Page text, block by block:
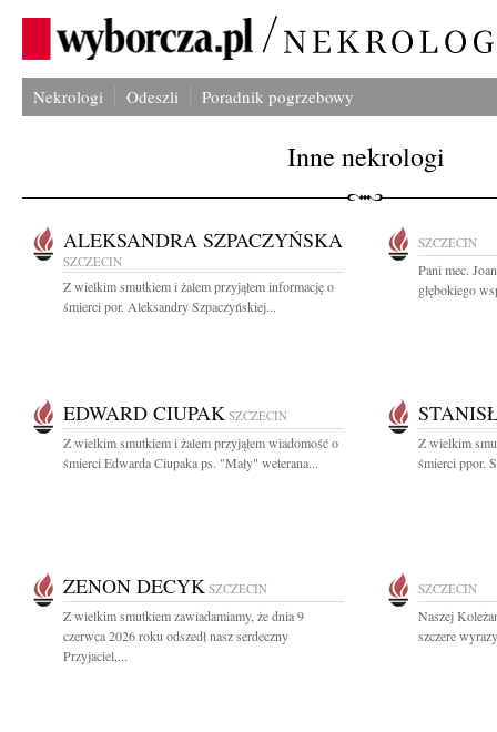
Nekrologi Odeszli Poradnik pogrzebowy
Inne nekrologi
ALEKSANDRA SZPACZYŃSKA
SZCZECIN
Z wielkim smutkiem i żalem przyjąłem informację o
śmierci por. Aleksandry Szpaczyńskiej...
SZCZECIN
Pani mec.
głębokiego
EDWARD CIUPAK SZCZECIN
Z wielkim smutkiem i żalem przyjąłem wiadomość o
śmierci Edwarda Ciupaka ps. "Mały" weterana...
Z wielkim
śmierci ppor.
ZENON DECYK SZCZECIN
Z wielkim smutkiem zawiadamiamy, że dnia 9
czerwca 2026 roku odszedł nasz serdeczny
Przyjaciel,...
SZCZECIN
Naszej
szczere